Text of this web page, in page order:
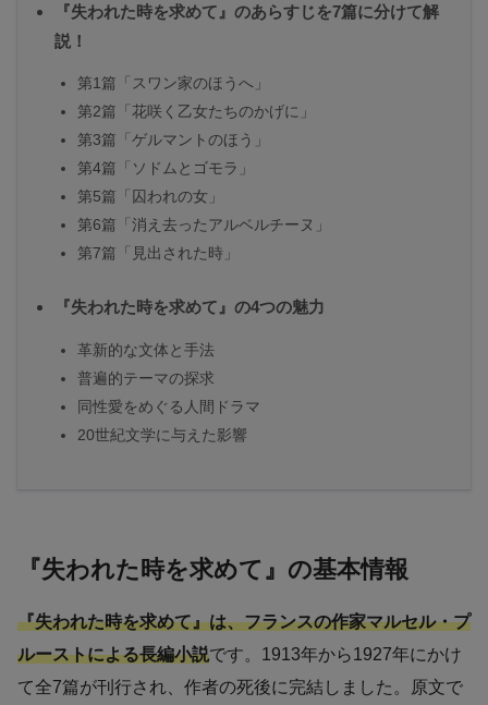
『失われた時を求めて』のあらすじを7篇に分けて解
説！
第1篇「スワン家のほうへ」
第2篇「花咲く乙女たちのかげに」
第3篇「ゲルマントのほう」
第4篇「ソドムとゴモラ」
第5篇「囚われの女」
第6篇「消え去ったアルベルチーヌ」
第7篇「見出された時」
『失われた時を求めて』の4つの魅力
革新的な文体と手法
普遍的テーマの探求
同性愛をめぐる人間ドラマ
20世紀文学に与えた影響
『失われた時を求めて』の基本情報
『失われた時を求めて』は、フランスの作家マルセル・プ
ルーストによる長編小説です。1913年から1927年にかけ
て全7篇が刊行され、作者の死後に完結しました。原文で